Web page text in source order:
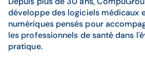
développe des logiciels médicaux
numériques pensés pour
les professionnels de santé dans
pratique.